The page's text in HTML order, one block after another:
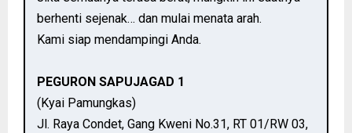
berhenti sejenak… dan mulai menata arah.
Kami siap mendampingi Anda.
PEGURON SAPUJAGAD 1
(Kyai Pamungkas)
Jl. Raya Condet, Gang Kweni No.31, RT 01/RW 03,